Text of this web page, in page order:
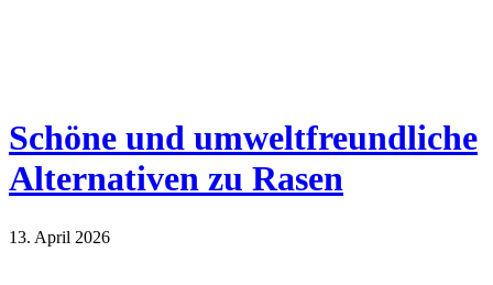
Schöne und umweltfreundliche
Alternativen zu Rasen
13. April 2026